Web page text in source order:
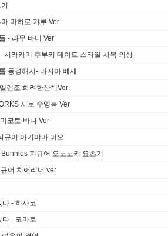
마히로 갸루 Ver
- 라무 바니 Ver
시라카미 후부키 데이트 스타일 사복 의상
동경해서- 마지아 베제
렌조 화려한산책Ver
시로 수영복 Ver
코토 바니 Ver
규어 아키야마 미오
피규어 오노노키 요츠기
어 치어리더 ver
다 - 히사코
다 - 코마로